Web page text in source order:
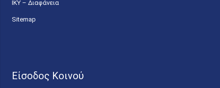
ΙΚΥ – Διαφάνεια
Sitemap
Είσοδος Κοινού